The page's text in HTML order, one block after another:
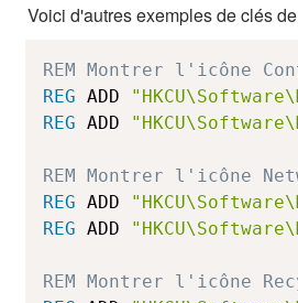
Voici d'autres exemples de clés
REM Montrer l'icône
REG ADD
REG ADD
REM Montrer l'icône
REG ADD
REG ADD
REM Montrer l'icône